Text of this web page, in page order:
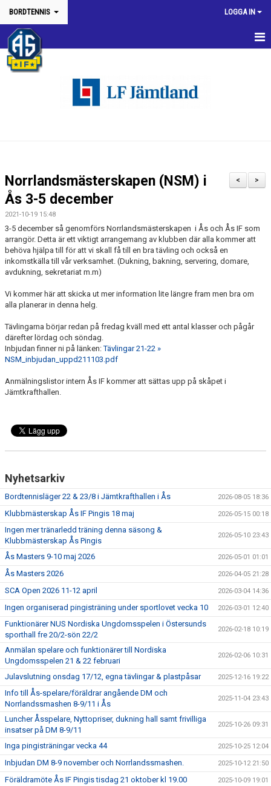
BORDTENNIS LOGGA IN
HEM
KONTAKT/INFORMATION
RUTINER & INFO TÄVLINGAR & SERIER
KLÄDER
DOKUMENT
BILDGALLERI
AVGIFTER
RACKET OCH GUMMI
ATT BLI MEDLEM
>
<
Norrlandsmästerskapen (NSM) i
Ås 3-5 december
2021-10-19 15:48
3-5 december så genomförs Norrlandsmästerskapen i Ås och Ås IF som
arrangör. Detta är ett viktigt arrangemang av klubben där alla kommer att
behöva hjälpa till för att vi skall få till en bra tävling och också en
inkomstkälla till vår verksamhet. (Dukning, bakning, servering, domare,
avdukning, sekretariat m.m)
Vi kommer här att skicka ut mer information lite längre fram men bra om
alla planerar in denna helg.
Tävlingarna börjar redan på fredag kväll med ett antal klasser och pågår
därefter lördag och söndag.
Inbjudan finner ni på länken:Tävlingar 21-22 »
NSM_inbjudan_uppd211103.pdf
Anmälningslistor intern Ås IF kommer att sättas upp på skåpet i
Jämtkrafthallen.
Nyhetsarkiv
Bordtennisläger 22 & 23/8 i Jämtkrafthallen i Ås 2026-08-05 18:36
Klubbmästerskap Ås IF Pingis 18 maj 2026-05-15 00:18
Ingen mer tränarledd träning denna säsong &
Klubbmästerskap Ås Pingis
2026-05-10 23:43
Ås Masters 9-10 maj 2026 2026-05-01 01:01
Ås Masters 2026 2026-04-05 21:28
SCA Open 2026 11-12 april 2026-03-04 14:36
Ingen organiserad pingisträning under sportlovet vecka 10 2026-03-01 12:40
Funktionärer NUS Nordiska Ungdomsspelen i Östersunds
sporthall fre 20/2-sön 22/2
2026-02-18 10:19
Anmälan spelare och funktionärer till Nordiska
Ungdomsspelen 21 & 22 februari
2026-02-06 10:31
Julavslutning onsdag 17/12, egna tävlingar & plastpåsar 2025-12-16 19:22
Info till Ås-spelare/föräldrar angående DM och
Norrlandssmashen 8-9/11 i Ås
2025-11-04 23:43
Luncher Åsspelare, Nyttopriser, dukning hall samt frivilliga
insatser på DM 8-9/11
2025-10-26 09:31
Inga pingisträningar vecka 44 2025-10-25 12:04
Inbjudan DM 8-9 november och Norrlandssmashen. 2025-10-12 21:50
Föräldramöte Ås IF Pingis tisdag 21 oktober kl 19.00 2025-10-09 19:01